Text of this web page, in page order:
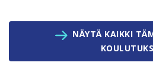
NÄYTÄ KAIKKI